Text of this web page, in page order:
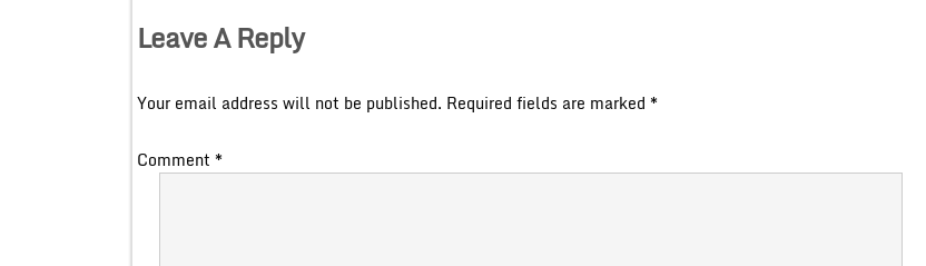
Leave A Reply
Your email address will not be published. Required fields are marked *
Comment *